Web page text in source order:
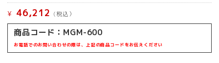
¥ 46,212 (税込）
商品コード： MGM-600
お電話でのお問い合わせの際は、上記の商品コードをお伝えください